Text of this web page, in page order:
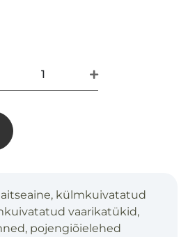
külmkuivatatud
vaarikatükid,
pojengiõielehed